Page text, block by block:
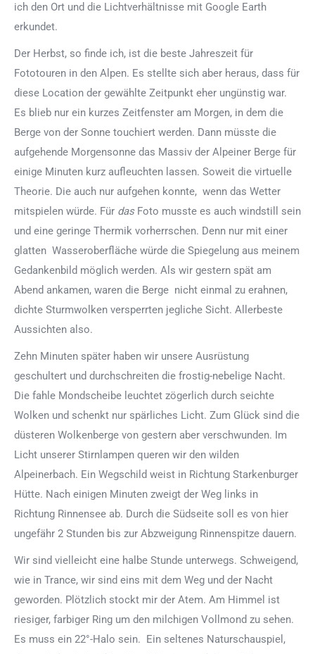
ich den Ort und die Lichtverhältnisse mit Google Earth
erkundet.
Der Herbst, so finde ich, ist die beste Jahreszeit für
Fototouren in den Alpen. Es stellte sich aber heraus, dass für
diese Location der gewählte Zeitpunkt eher ungünstig war.
Es blieb nur ein kurzes Zeitfenster am Morgen, in dem die
Berge von der Sonne touchiert werden. Dann müsste die
aufgehende Morgensonne das Massiv der Alpeiner Berge für
einige Minuten kurz aufleuchten lassen. Soweit die virtuelle
Theorie. Die auch nur aufgehen konnte, wenn das Wetter
mitspielen würde. Für dasFoto musste es auch windstill sein
und eine geringe Thermik vorherrschen. Denn nur mit einer
glatten Wasseroberfläche würde die Spiegelung aus meinem
Gedankenbild möglich werden. Als wir gestern spät am
Abend ankamen, waren die Berge nicht einmal zu erahnen,
dichte Sturmwolken versperrten jegliche Sicht. Allerbeste
Aussichten also.
Zehn Minuten später haben wir unsere Ausrüstung
geschultert und durchschreiten die frostig-nebelige Nacht.
Die fahle Mondscheibe leuchtet zögerlich durch seichte
Wolken und schenkt nur spärliches Licht. Zum Glück sind die
düsteren Wolkenberge von gestern aber verschwunden. Im
Licht unserer Stirnlampen queren wir den wilden
Alpeinerbach. Ein Wegschild weist in Richtung Starkenburger
Hütte. Nach einigen Minuten zweigt der Weg links in
Richtung Rinnensee ab. Durch die Südseite soll es von hier
ungefähr 2 Stunden bis zur Abzweigung Rinnenspitze dauern.
Wir sind vielleicht eine halbe Stunde unterwegs. Schweigend,
wie in Trance, wir sind eins mit dem Weg und der Nacht
geworden. Plötzlich stockt mir der Atem. Am Himmel ist
riesiger, farbiger Ring um den milchigen Vollmond zu sehen.
Es muss ein 22°-Halo sein. Ein seltenes Naturschauspiel,